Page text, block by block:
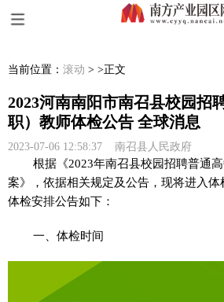
当前位置： 滚动 > >正文
2023河南南阳市南召县校园招
职）教师体检公告 全球消息
2023-07-06 12:58:37 南召县人民政府
根据《2023年南召县校园招聘普通
案》，依据相关规定及公告，现将进入体
体检安排公告如下：
一、体检时间